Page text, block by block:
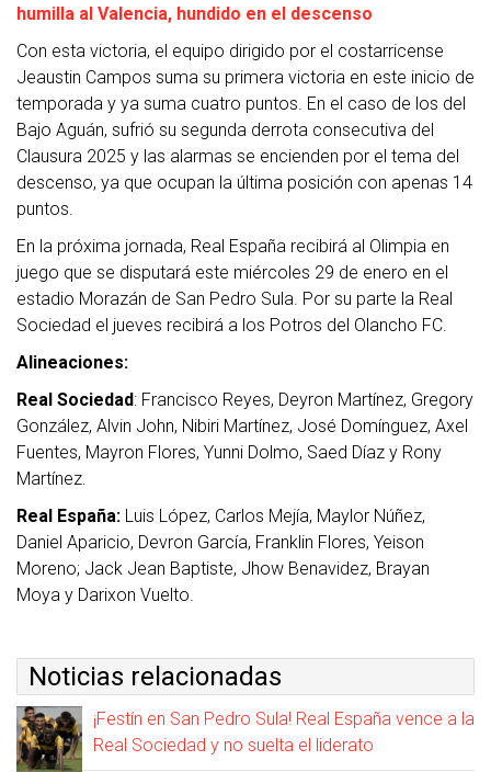
humilla al Valencia, hundido en el descenso
Con esta victoria, el equipo dirigido por el costarricense
Jeaustin Campos suma su primera victoria en este inicio de
temporada y ya suma cuatro puntos. En el caso de los del
Bajo Aguán, sufrió su segunda derrota consecutiva del
Clausura 2025 y las alarmas se encienden por el tema del
descenso, ya que ocupan la última posición con apenas 14
puntos.
En la próxima jornada, Real España recibirá al Olimpia en
juego que se disputará este miércoles 29 de enero en el
estadio Morazán de San Pedro Sula. Por su parte la Real
Sociedad el jueves recibirá a los Potros del Olancho FC.
Alineaciones:
Real Sociedad: Francisco Reyes, Deyron Martínez, Gregory
González, Alvin John, Nibiri Martínez, José Domínguez, Axel
Fuentes, Mayron Flores, Yunni Dolmo, Saed Díaz y Rony
Martínez.
Real España: Luis López, Carlos Mejía, Maylor Núñez,
Daniel Aparicio, Devron García, Franklin Flores, Yeison
Moreno; Jack Jean Baptiste, Jhow Benavidez, Brayan
Moya y Darixon Vuelto.
Noticias relacionadas
¡Festín en San Pedro Sula! Real España vence a la
Real Sociedad y no suelta el liderato